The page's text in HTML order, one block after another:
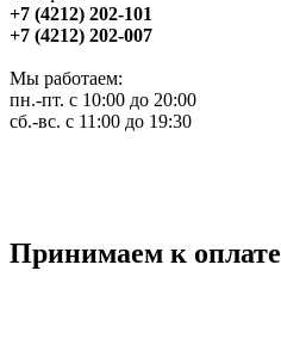
+7 (4212) 202-101
+7 (4212) 202-007
Мы работаем:
пн.-пт. с 10:00 до 20:00
сб.-вс. с 11:00 до 19:30
Принимаем к оплате